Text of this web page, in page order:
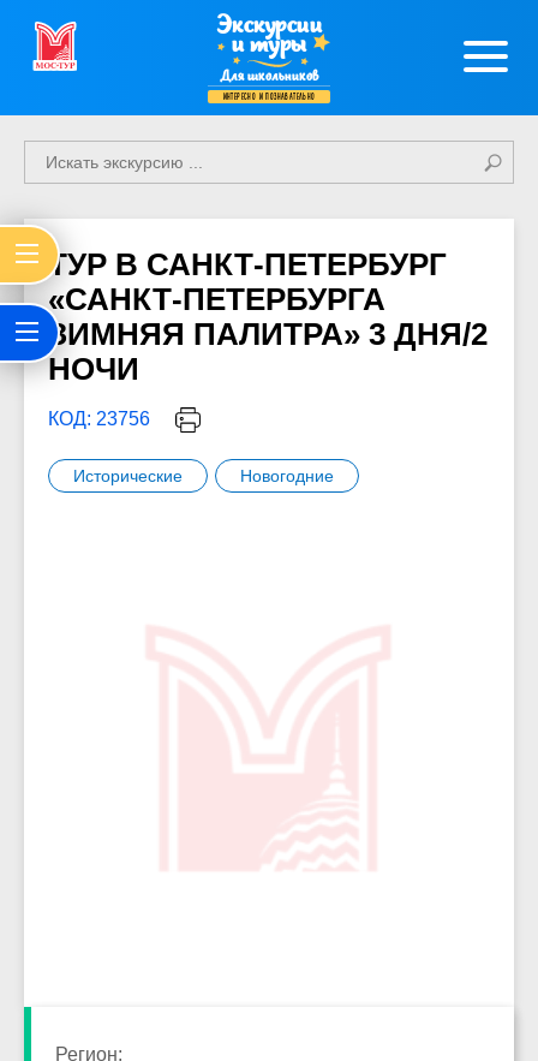
Экскурсии
и туры
Для школьников
интересно и познавательно
ТУР В САНКТ-ПЕТЕРБУРГ
«САНКТ-ПЕТЕРБУРГА
ЗИМНЯЯ ПАЛИТРА» 3 ДНЯ/2
НОЧИ
КОД: 23756
Исторические Новогодние
Регион: